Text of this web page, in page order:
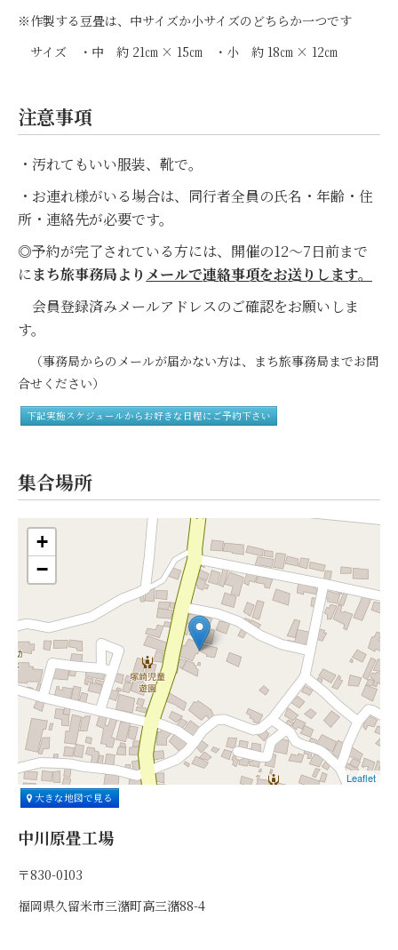
※作製する豆畳は、中サイズか小サイズのどちらか一つです
サイズ ・中 約 21㎝ × 15㎝ ・小 約 18㎝ × 12㎝
注意事項
・汚れてもいい服装、靴で。
・お連れ様がいる場合は、同行者全員の氏名・年齢・住
所・連絡先が必要です。
◎予約が完了されている方には、開催の12～7日前まで
にまち旅事務局より メールで連絡事項をお送りします。
会員登録済みメールアドレスのご確認をお願いしま
す。
（事務局からのメールが届かない方は、まち旅事務局までお問
合せください）
下記実施スケジュールからお好きな日程にご予約下さい
集合場所
+
−
Leaflet
大きな地図で見る
中川原畳工場
〒830-0103
福岡県久留米市三潴町高三潴88-4